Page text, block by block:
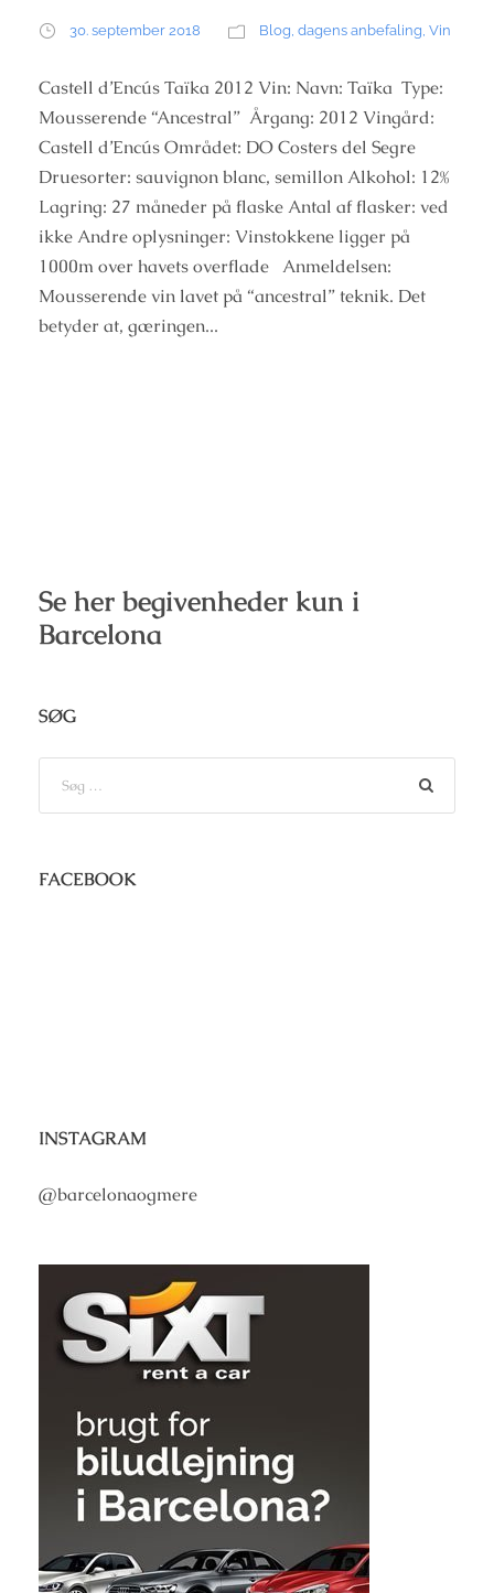
30. september 2018 Blog dagens anbefaling Vin
Castell d’Encús Taïka 2012 Vin: Navn: Taïka Type:
Mousserende “Ancestral” Årgang: 2012 Vingård:
Castell d’Encús Området: DO Costers del Segre
Druesorter: sauvignon blanc, semillon Alkohol: 12%
Lagring: 27 måneder på flaske Antal af flasker: ved
ikke Andre oplysninger: Vinstokkene ligger på
1000m over havets overflade Anmeldelsen:
Mousserende vin lavet på “ancestral” teknik. Det
betyder at, gæringen...
Se her begivenheder kun i
Barcelona
SØG
FACEBOOK
INSTAGRAM
@barcelonaogmere